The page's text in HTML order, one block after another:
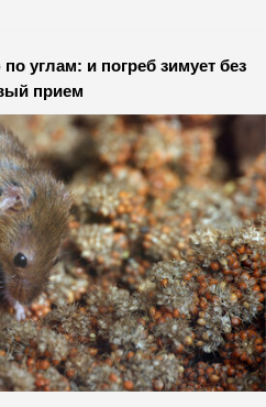
углам: и погреб зимует без
прием